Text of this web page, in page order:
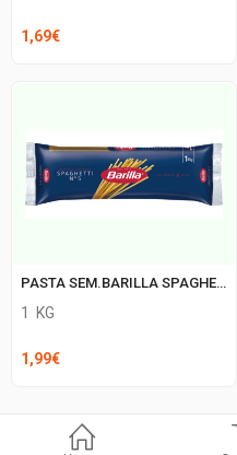
1,69€
PASTA SEM.BARILLA SPAGHETTI 5
1 KG
1,99€